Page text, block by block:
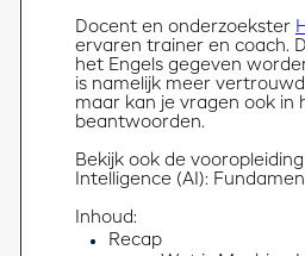
Docent en onderzoekster
ervaren trainer en coach.
het Engels gegeven
is namelijk meer
maar kan je vragen ook in
beantwoorden.
Bekijk ook de
Intelligence (AI):
Inhoud:
Recap